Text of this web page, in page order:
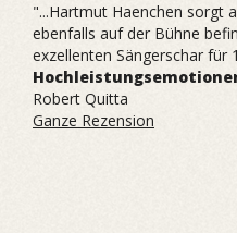
"...Hartmut Haenchen sorgt
ebenfalls auf der Bühne
exzellenten Sängerschar für
Robert Quitta
Ganze Rezension